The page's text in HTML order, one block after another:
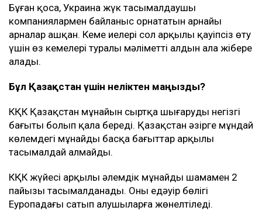
Бұған қоса, Украина жүк тасымалдаушы
компаниялармен байланыс орнататын арнайы
арналар ашқан. Кеме иелері сол арқылы қауіпсіз өту
үшін өз кемелері туралы мәліметті алдын ала жібере
алады.
Бұл Қазақстан үшін неліктен маңызды?
КҚК Қазақстан мұнайын сыртқа шығарудың негізгі
бағыты болып қала береді. Қазақстан әзірге мұндай
көлемдегі мұнайды басқа бағыттар арқылы
тасымалдай алмайды.
КҚК жүйесі арқылы әлемдік мұнайдың шамамен 2
пайызы тасымалданады. Оның едәуір бөлігі
Еуропадағы сатып алушыларға жөнелтіледі.